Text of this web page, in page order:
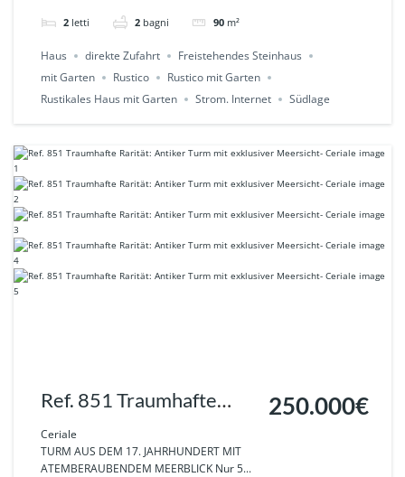
Panoramablick in Nasino
2 letti 2 bagni 90 m²
Haus direkte Zufahrt
Freistehendes Steinhaus
mit Garten
Rustico
Rustico mit Garten
Rustikales Haus mit Garten
Strom. Internet Südlage
Ref. 851 Traumhafte
Rarität: Antiker Turm mit
exklusiver Meersicht-
Ceriale
TURM AUS DEM 17. JAHRHUNDERT MIT
ATEMBERAUBENDEM MEERBLICK Nur 5...
250.000€